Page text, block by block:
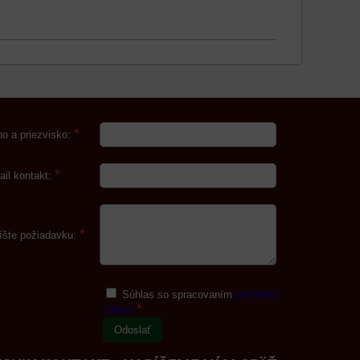
a priezvisko: *
kontakt: *
požiadavku: *
Súhlas so spracovanímosobných
údajov *
Odoslať